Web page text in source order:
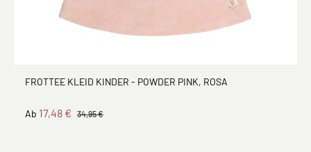
FROTTEE KLEID KINDER - POWDER PINK, ROSA
Ab 17,48 € 34,95 €